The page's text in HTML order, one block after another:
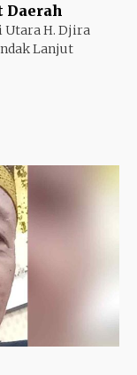
Daerah
Utara H. Djira
Lanjut